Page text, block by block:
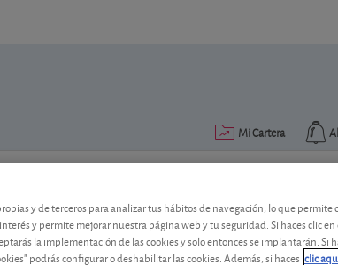
Mi Cartera
2 min.
Intro
y de terceros para analizar tus hábitos de navegación, lo que
y permite mejorar nuestra página web y tu seguridad. Si haces clic
la implementación de las cookies y solo entonces se implantarán. Si
podrás configurar o deshabilitar las cookies. Además, si haces clic